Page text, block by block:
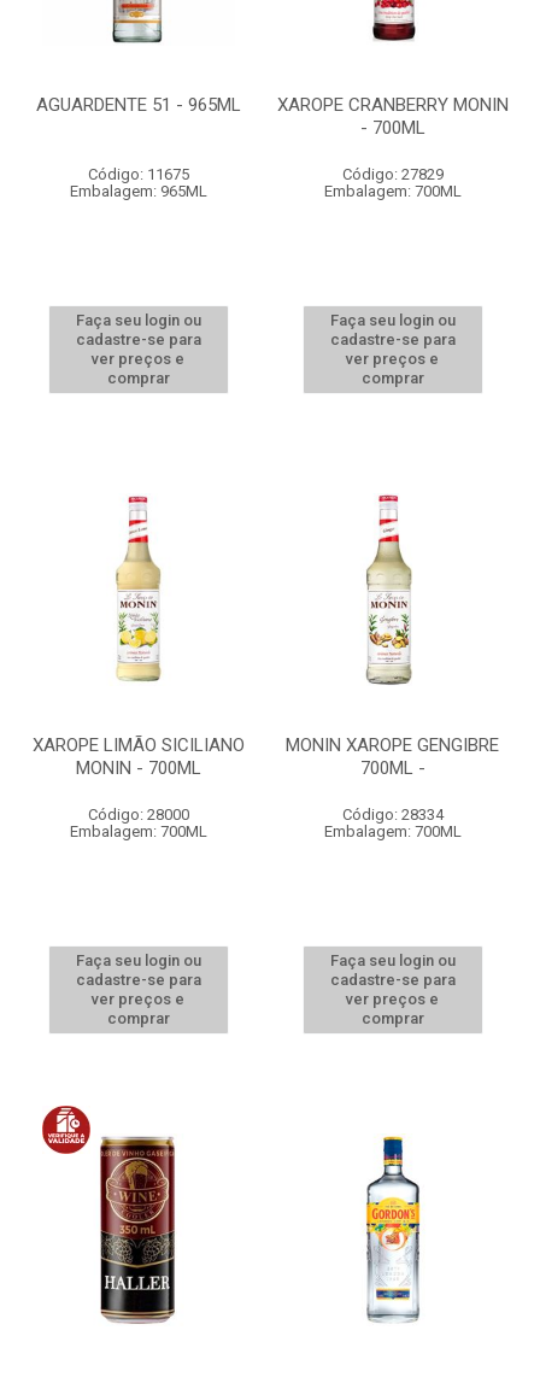
AGUARDENTE 51 - 965ML
Código: 11675
Embalagem: 965ML
Faça seu login ou
cadastre-se para
ver preços e
comprar
XAROPE CRANBERRY MONIN
- 700ML
Código: 27829
Embalagem: 700ML
Faça seu login ou
cadastre-se para
ver preços e
comprar
XAROPE LIMÃO SICILIANO
MONIN - 700ML
Código: 28000
Embalagem: 700ML
Faça seu login ou
cadastre-se para
ver preços e
comprar
MONIN XAROPE GENGIBRE
700ML -
Código: 28334
Embalagem: 700ML
Faça seu login ou
cadastre-se para
ver preços e
comprar